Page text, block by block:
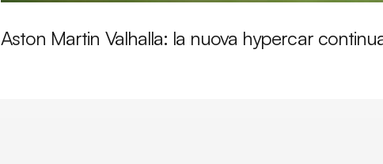
Aston Martin Valhalla: la nuova hypercar